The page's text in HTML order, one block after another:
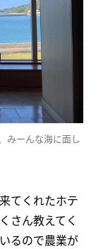
みーんな海に面し
てくれたホテ
さん教えてく
るので農業が